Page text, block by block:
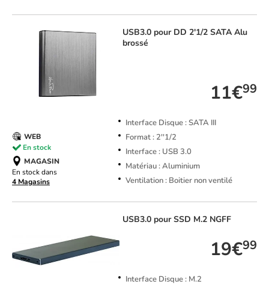
USB3.0 pour DD 2'1/2 SATA Alu
brossé
11€99
Interface Disque : SATA III
Format : 2''1/2
Interface : USB 3.0
Matériau : Aluminium
Ventilation : Boitier non ventilé
WEB
En stock
MAGASIN
En stock dans
4 Magasins
USB3.0 pour SSD M.2 NGFF
19€99
Interface Disque : M.2